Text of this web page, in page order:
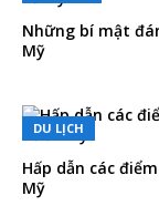
Những bí mật
Mỹ
DU LỊCH
Hấp dẫn các
Mỹ